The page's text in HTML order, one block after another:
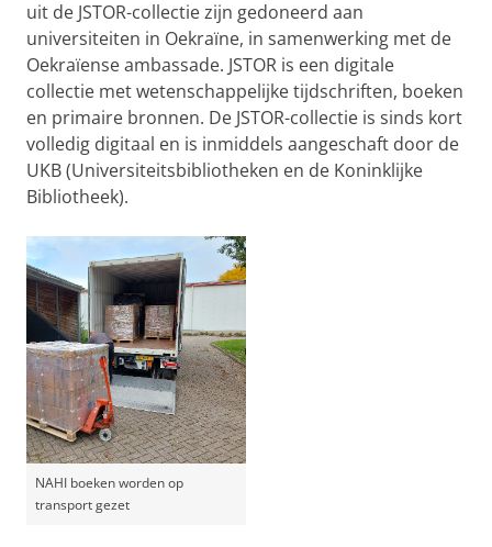
uit de JSTOR-collectie zijn gedoneerd aan
universiteiten in Oekraïne, in samenwerking met de
Oekraïense ambassade. JSTOR is een digitale
collectie met wetenschappelijke tijdschriften, boeken
en primaire bronnen. De JSTOR-collectie is sinds kort
volledig digitaal en is inmiddels aangeschaft door de
UKB (Universiteitsbibliotheken en de Koninklijke
Bibliotheek).
NAHI boeken worden op
transport gezet